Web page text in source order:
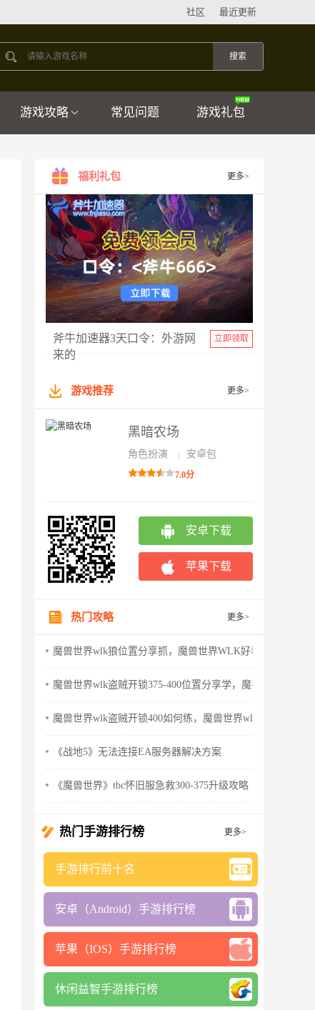
最近更新
社区
游戏攻略 常见问题 游戏礼包
福利礼包 更多>
斧牛加速器3天口令：外游网
来的
立即领取
游戏推荐 更多>
黑暗农场
角色扮演 | 安卓包
7.0分
安卓下载
苹果下载
热门攻略 更多>
魔兽世界wlk狼位置分享抓，魔兽世界WLK好看的狼
魔兽世界wlk盗贼开锁375-400位置分享学，魔兽世界wlk怀
魔兽世界wlk盗贼开锁400如何练，魔兽世界wlk盗贼天赋
《战地5》无法连接EA服务器解决方案
《魔兽世界》tbc怀旧服急救300-375升级攻略
热门手游排行榜 更多>
手游排行前十名
安卓（Android）手游排行榜
苹果（IOS）手游排行榜
休闲益智手游排行榜